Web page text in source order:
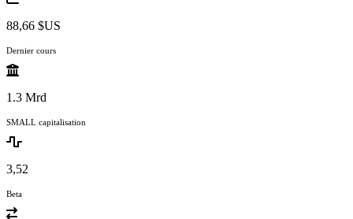
88,66 $US
Dernier cours
1.3 Mrd
SMALL capitalisation
3,52
Beta